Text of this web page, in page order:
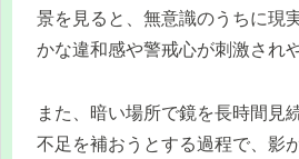
景を見ると、無意識のうちに現
かな違和感や警戒心が刺激され
また、暗い場所で鏡を長時間見
不足を補おうとする過程で、影